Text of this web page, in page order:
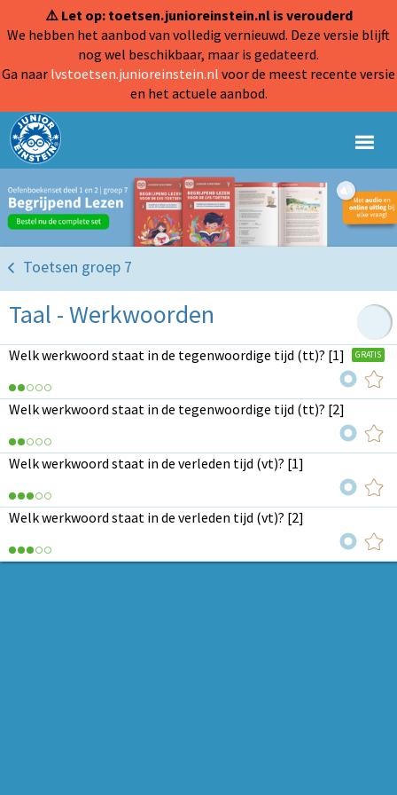
⚠️ Let op: toetsen.junioreinstein.nl is verouderd
We hebben het aanbod van volledig vernieuwd. Deze versie blijft
nog wel beschikbaar, maar is gedateerd.
Ga naar lvstoetsen.junioreinstein.nl voor de meest recente versie
en het actuele aanbod.
Toetsen groep 7
Taal - Werkwoorden
Welk werkwoord staat in de tegenwoordige tijd (tt)? [1] GRATIS
Welk werkwoord staat in de tegenwoordige tijd (tt)? [2]
Welk werkwoord staat in de verleden tijd (vt)? [1]
Welk werkwoord staat in de verleden tijd (vt)? [2]